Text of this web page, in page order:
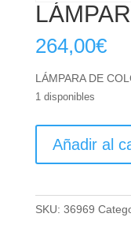
264,00€
LÁMPARA DE
1 disponibles
Añadir al
SKU: 36969